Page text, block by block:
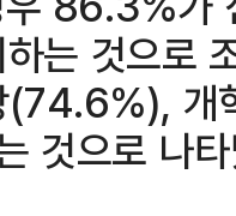
는 것으로
개
것으로 나